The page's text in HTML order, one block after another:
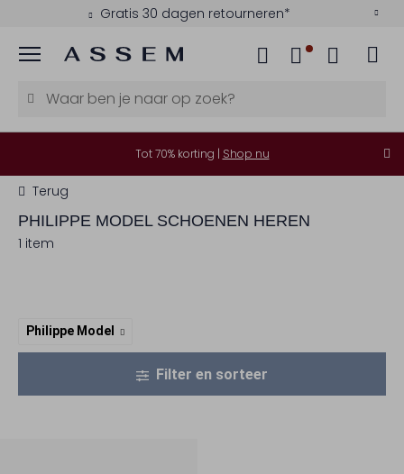
Gratis 30 dagen retourneren*
Menu
Tot 70% korting | Shop nu
Terug
PHILIPPE MODELSCHOENEN HEREN
1 item
Philippe Model
Filter en sorteer